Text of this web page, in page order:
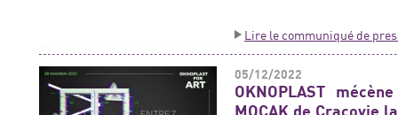
Lire le communiqué de
05/12/2022
OKNOPLAST
MOCAK de Cracovie